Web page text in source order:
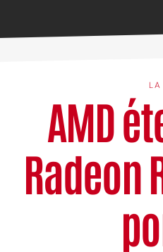
LA
AMD
Radeon